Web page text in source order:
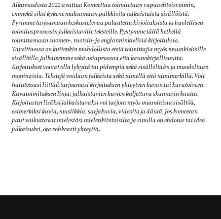
Alkuvuodesta 2022 avattua Komeettaa toimitetaan vapaaehtoisvoimin,
emmekä siksi kykene maksamaan palkkioita julkaistuista sisällöistä.
Pyrimme tarjoamaan keskustelevaa palautetta kirjoituksista ja huolellisen
toimitusprosessin julkaistaville teksteille. Pystymme tällä hetkellä
toimittamaan suomen-, ruotsin- ja englanninkielisiä kirjoituksia.
Tarvittaessa on kuitenkin mahdollista etsiä toimittajia myös muunkielisille
sisällöille. Julkaisemme sekä asiaproosaa että kaunokirjallisuutta.
Kirjoitukset voivat olla lyhyitä tai pidempiä sekä sisällöltään ja muodoltaan
moninaisia. Tekstejä voidaan julkaista sekä nimellä että nimimerkillä. Voit
halutessasi liittää tarjoamasi kirjoituksen yhteyteen kuvan tai kuvatoiveen.
Kuvatoimituksen linja: julkaistavien kuvien kuljettava skannerin kautta.
Kirjoitusten lisäksi julkaistavaksi voi tarjota myös muunlaista sisältöä,
esimerkiksi kuvia, musiikkia, sarjakuvia, videoita ja ääntä. Jos komeetan
jutut vaikuttavat mielestäsi mielenkiintoisilta ja sinulla on ehdotus tai idea
julkaisuksi, ota rohkeasti yhteyttä.